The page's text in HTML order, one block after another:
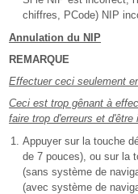
chiffres, PCode) NIP
Annulation du NIP
REMARQUE
Effectuer ceci seulement
Ceci est trop gênant à
faire trop d'erreurs et d'être
Appuyer sur la touche
de 7 pouces), ou sur la
(sans système de
(avec système de